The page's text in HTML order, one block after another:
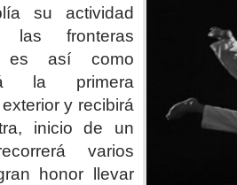
su actividad
fronteras
es así como
la primera
y recibirá
inicio de un
varios
honor llevar